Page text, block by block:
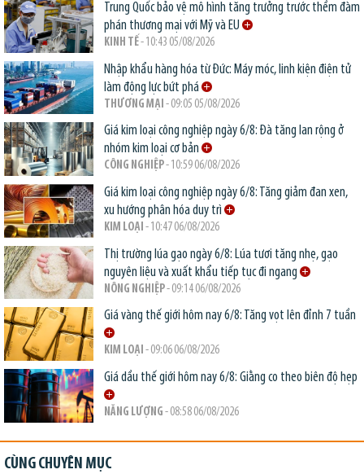
Trung Quốc bảo vệ mô hình tăng trưởng trước thềm đàm
phán thương mại với Mỹ và EU
KINH TẾ- 10:43 05/08/2026
Nhập khẩu hàng hóa từ Đức: Máy móc, linh kiện điện tử
làm động lực bứt phá
THƯƠNG MẠI - 09:05 05/08/2026
Giá kim loại công nghiệp ngày 6/8: Đà tăng lan rộng ở
nhóm kim loại cơ bản
CÔNG NGHIỆP- 10:59 06/08/2026
Giá kim loại công nghiệp ngày 6/8: Tăng giảm đan xen,
xu hướng phân hóa duy trì
KIM LOẠI - 10:47 06/08/2026
Thị trường lúa gạo ngày 6/8: Lúa tươi tăng nhẹ, gạo
nguyên liệu và xuất khẩu tiếp tục đi ngang
NÔNG NGHIỆP- 09:14 06/08/2026
Giá vàng thế giới hôm nay 6/8: Tăng vọt lên đỉnh 7 tuần
KIM LOẠI - 09:06 06/08/2026
Giá dầu thế giới hôm nay 6/8: Giằng co theo biên độ hẹp
NĂNG LƯỢNG - 08:58 06/08/2026
CÙNG CHUYÊN MỤC